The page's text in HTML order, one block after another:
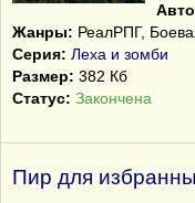
Жанры: РеалРПГ,
Серия: Леха и зомби
Размер: 382 Кб
Статус: Закончена
Пир для